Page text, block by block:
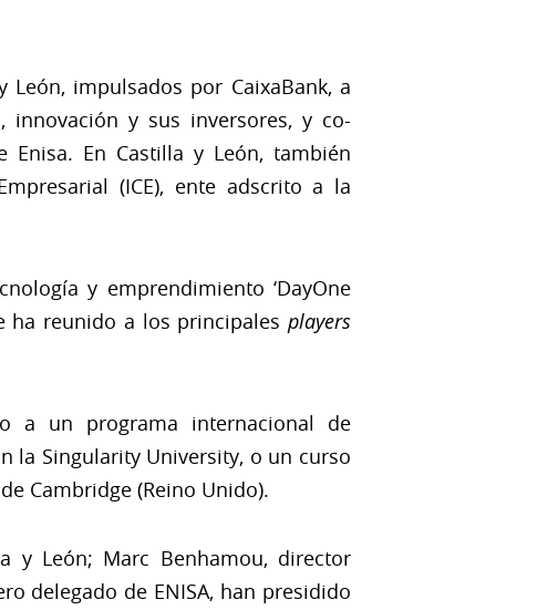
León, impulsados por CaixaBank, a
innovación y sus inversores, y co-
En Castilla y León, también
(ICE), ente adscrito a la
y emprendimiento ‘DayOne
ha reunido a los principales players
a un programa internacional de
la Singularity University, o un curso
Cambridge (Reino Unido).
y León; Marc Benhamou, director
delegado de ENISA, han presidido